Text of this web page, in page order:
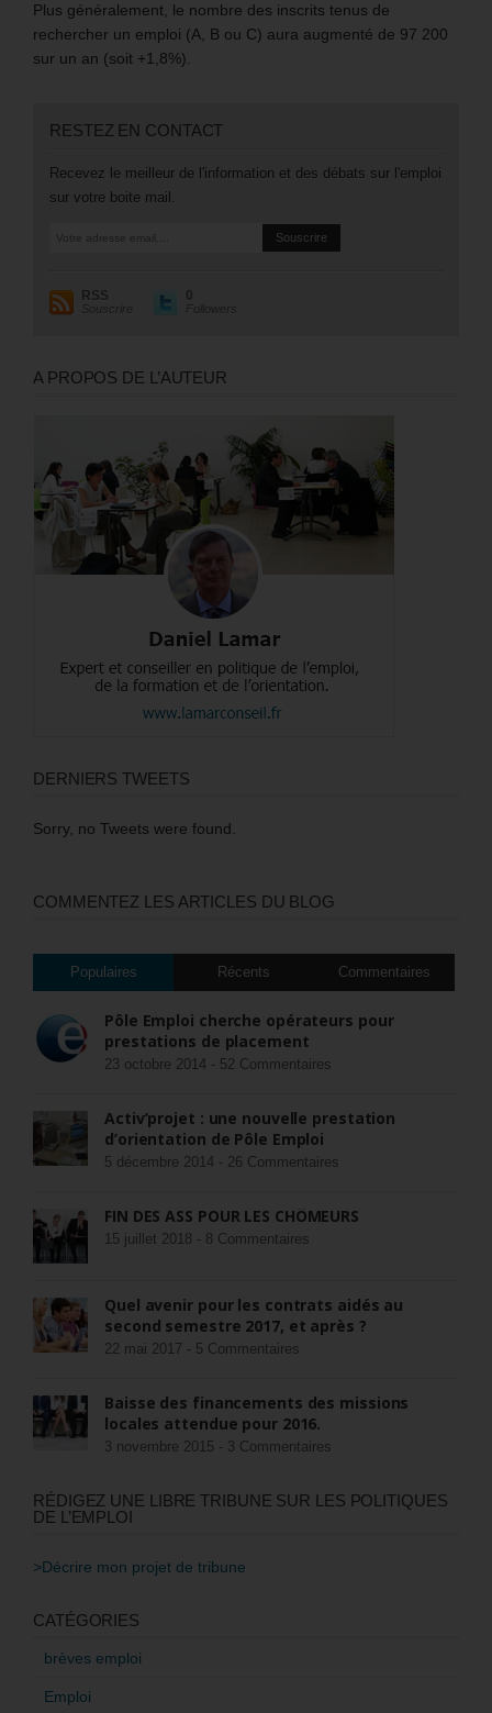
Plus généralement, le nombre des inscrits tenus de
rechercher un emploi (A, B ou C) aura augmenté de 97 200
sur un an (soit +1,8%).
RESTEZ EN CONTACT
Recevez le meilleur de l'information et des débats sur l'emploi
sur votre boite mail.
RSS
Souscrire
0
Followers
A PROPOS DE L’AUTEUR
DERNIERS TWEETS
Sorry, no Tweets were found.
COMMENTEZ LES ARTICLES DU BLOG
Populaires Récents Commentaires
Pôle Emploi cherche opérateurs pour
prestations de placement
23 octobre 2014 - 52 Commentaires
Activ’projet : une nouvelle prestation
d’orientation de Pôle Emploi
5 décembre 2014 - 26 Commentaires
FIN DES ASS POUR LES CHÔMEURS
15 juillet 2018 - 8 Commentaires
Quel avenir pour les contrats aidés au
second semestre 2017, et après ?
22 mai 2017 - 5 Commentaires
Baisse des financements des missions
locales attendue pour 2016.
3 novembre 2015 - 3 Commentaires
RÉDIGEZ UNE LIBRE TRIBUNE SUR LES POLITIQUES
DE L’EMPLOI
>Décrire mon projet de tribune
CATÉGORIES
brèves emploi
Emploi